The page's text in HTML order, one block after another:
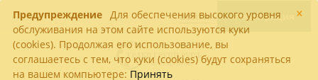
×
Предупреждение Для обеспечения высокого уровня
обслуживания на этом сайте используются куки
(cookies). Продолжая его использование, вы
соглашаетесь с тем, что куки (cookies) будут сохраняться
на вашем компьютере: Принять
Войти Регистрация